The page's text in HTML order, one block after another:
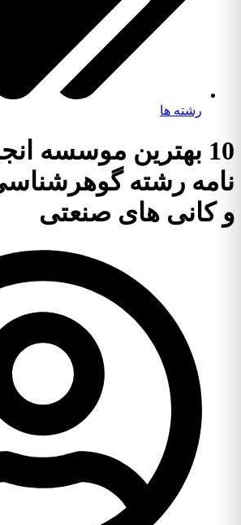
رشته ها
10 بهترین موسسه
نامه رشته
و کانی های صنعتی